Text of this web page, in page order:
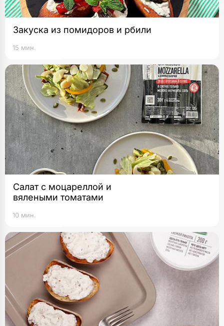
Закуска из помидоров и рбили
15 мин.
Салат с моцареллой и
вялеными томатами
10 мин.